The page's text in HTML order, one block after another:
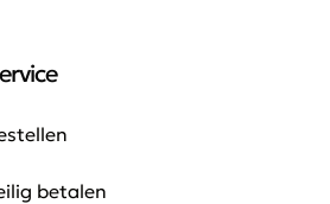
betalen